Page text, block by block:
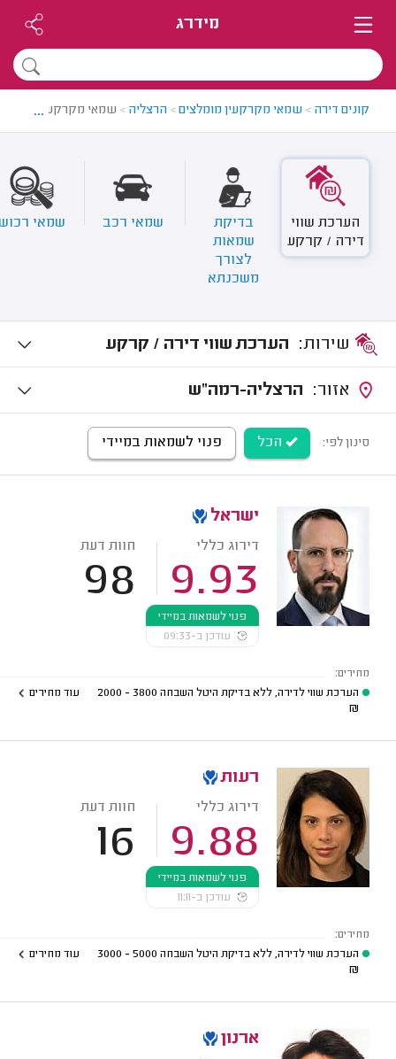
מידרג
קונים דירה > שמאי מקרקעין מומלצים> הרצליה > שמאי מקרקעין...
הערכת שווי
דירה / קרקע
בדיקת
שמאות
לצורך
משכנתא
שמאי רכב שמאי
הערכת שווי דירה / קרקע
הרצליה-רמה"ש
סינון לפי: הכל פנוי לשמאות במיידי
ישראל
דירוג כללי
9.93
חוות דעת
98
פנוי לשמאות במיידי
עודכן ב-09:33
מחירים:
הערכת שווי לדירה, ללא בדיקת היטל השבחה 3800 - 2000
₪
עוד מחירים
רעות
דירוג כללי
9.88
חוות דעת
16
פנוי לשמאות במיידי
עודכן ב-11:11
מחירים:
הערכת שווי לדירה, ללא בדיקת היטל השבחה 5000 - 3000
₪
עוד מחירים
ארנון